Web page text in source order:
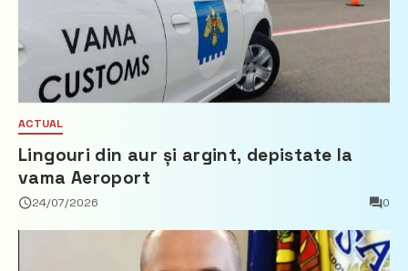
ACTUAL
Lingouri din aur și argint, depistate la
vama Aeroport
24/07/2026 0